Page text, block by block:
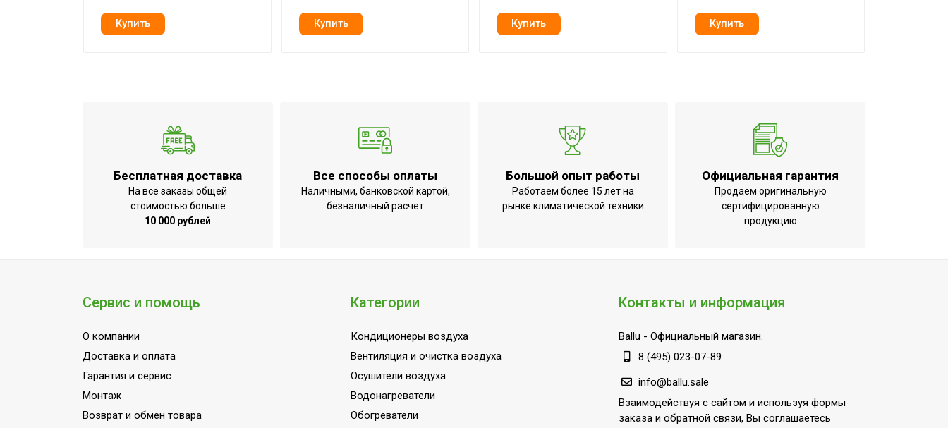
Бесплатная доставка
На все заказы общей
стоимостью больше
10 000 рублей
Все способы оплаты
Наличными, банковской картой,
безналичный расчет
Большой опыт работы
Работаем более 15 лет на
рынке климатической техники
Официальная гарантия
Продаем оригинальную
сертифицированную
продукцию
Сервис и помощь
О компании
Доставка и оплата
Гарантия и сервис
Монтаж
Возврат и обмен товара
Категории
Кондиционеры воздуха
Вентиляция и очистка воздуха
Осушители воздуха
Водонагреватели
Обогреватели
Контакты и информация
Ballu - Официальный магазин.
8 (495) 023-07-89
info@ballu.sale
Взаимодействуя с сайтом и используя формы
заказа и обратной связи, Вы соглашаетесь